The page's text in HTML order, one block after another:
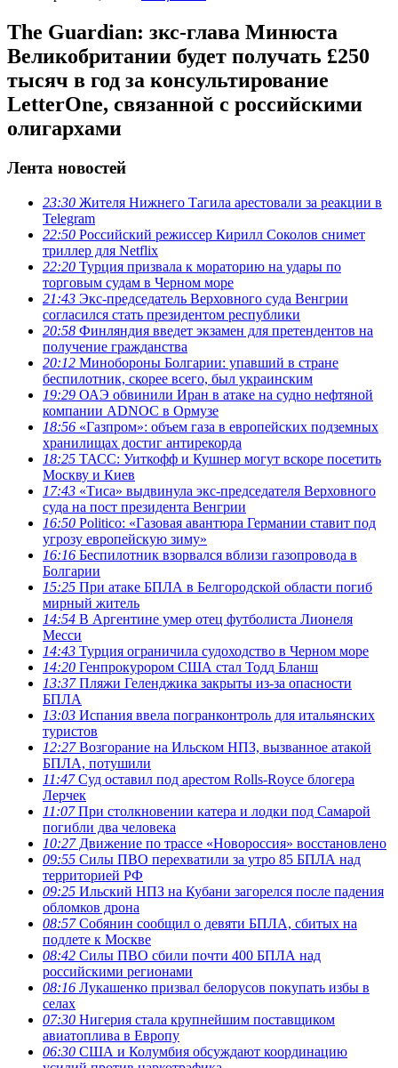
The Guardian: зкс-глава Минюста
Великобритании будет получать £250
тысяч в год за консультирование
LetterOne, связанной с российскими
олигархами
Лента новостей
23:30 Жителя Нижнего Тагила арестовали за реакции в
Теlegram
22:50 Российский режиссер Кирилл Соколов снимет
триллер для Netflix
22:20 Турция призвала к мораторию на удары по
торговым судам в Черном море
21:43 Экс-председатель Верховного суда Венгрии
согласился стать президентом республики
20:58 Финляндия введет экзамен для претендентов на
получение гражданства
20:12 Минобороны Болгарии: упавший в стране
беспилотник, скорее всего, был украинским
19:29 ОАЭ обвинили Иран в атаке на судно нефтяной
компании ADNOC в Ормузе
18:56 «Газпром»: объем газа в европейских подземных
хранилищах достиг антирекорда
18:25 ТАСС: Уиткофф и Кушнер могут вскоре посетить
Москву и Киев
17:43 «Тиса» выдвинула экс-председателя Верховного
суда на пост президента Венгрии
16:50 Politico: «Газовая авантюра Германии ставит под
угрозу европейскую зиму»
16:16 Беспилотник взорвался вблизи газопровода в
Болгарии
15:25 При атаке БПЛА в Белгородской области погиб
мирный житель
14:54 В Аргентине умер отец футболиста Лионеля
Месси
14:43 Турция ограничила судоходство в Черном море
14:20 Генпрокурором США стал Тодд Бланш
13:37Пляжи Геленджика закрыты из-за опасности
БПЛА
13:03 Испания ввела погранконтроль для итальянских
туристов
12:27Возгорание на Ильском НПЗ, вызванное атакой
БПЛА, потушили
11:47Суд оставил под арестом Rolls-Royce блогера
Лерчек
11:07При столкновении катера и лодки под Самарой
погибли два человека
10:27Движение по трассе «Новороссия» восстановлено
09:55 Силы ПВО перехватили за утро 85 БПЛА над
территорией РФ
09:25 Ильский НПЗ на Кубани загорелся после падения
обломков дрона
08:57Собянин сообщил о девяти БПЛА, сбитых на
подлете к Москве
08:42 Силы ПВО сбили почти 400 БПЛА над
российскими регионами
08:16 Лукашенко призвал белорусов покупать избы в
селах
07:30 Нигерия стала крупнейшим поставщиком
авиатоплива в Европу
06:30 США и Колумбия обсуждают координацию